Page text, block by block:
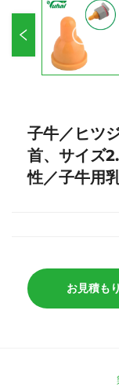
子牛／ヒツ
首、サイズ
性／子牛用
お見積も